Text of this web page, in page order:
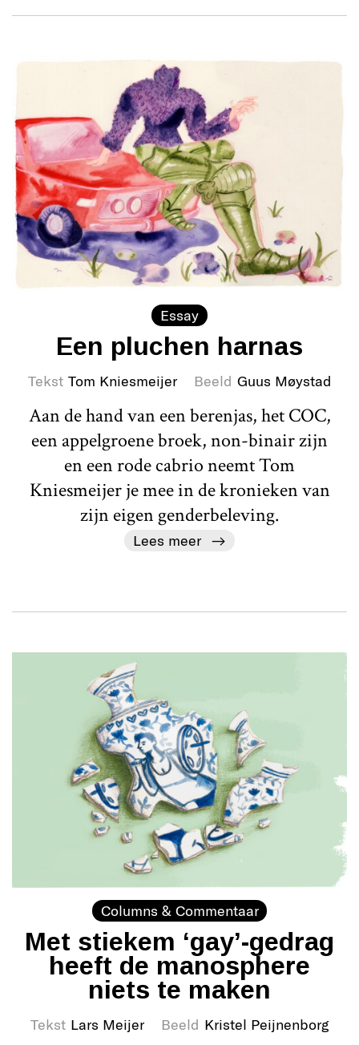
Essay
Een pluchen harnas
Tekst Tom Kniesmeijer Beeld Guus Møystad
Aan de hand van een berenjas, het COC,
een appelgroene broek, non-binair zijn
en een rode cabrio neemt Tom
Kniesmeijer je mee in de kronieken van
zijn eigen genderbeleving.
Lees meer
Columns & Commentaar
Met stiekem ‘gay’-gedrag
heeft de manosphere
niets te maken
Tekst Lars Meijer Beeld Kristel Peijnenborg